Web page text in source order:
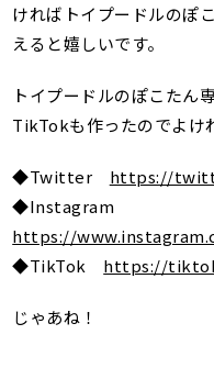
ければトイプードルのぽ
えると嬉しいです。
トイプードルのぽこた
TikTokも作ったのでよけ
◆Twitter https://
◆Instagram
https://
◆TikTok https://
じゃあね！